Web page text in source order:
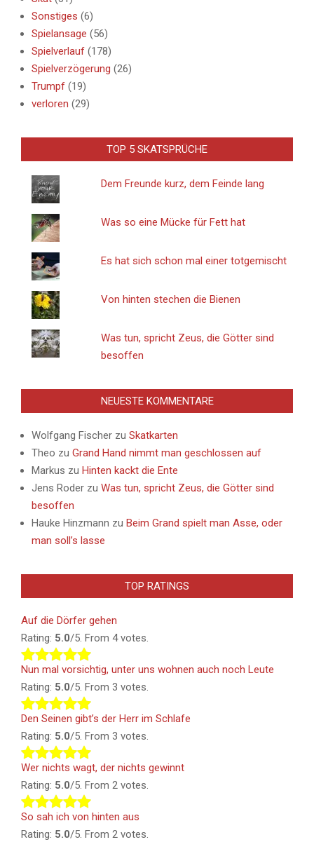
Sonstiges (6)
Spielansage (56)
Spielverlauf (178)
Spielverzögerung (26)
Trumpf (19)
verloren (29)
TOP 5 SKATSPRÜCHE
Dem Freunde kurz, dem Feinde lang
Was so eine Mücke für Fett hat
Es hat sich schon mal einer totgemischt
Von hinten stechen die Bienen
Was tun, spricht Zeus, die Götter sind
besoffen
NEUESTE KOMMENTARE
Wolfgang Fischer zu Skatkarten
Theo zu Grand Hand nimmt man geschlossen auf
Markus zu Hinten kackt die Ente
Jens Roder zu Was tun, spricht Zeus, die Götter sind
besoffen
Hauke Hinzmann zu Beim Grand spielt man Asse, oder
man soll’s lasse
TOP RATINGS
Auf die Dörfer gehen
Rating: 5.0/5. From 4 votes.
Nun mal vorsichtig, unter uns wohnen auch noch Leute
Rating: 5.0/5. From 3 votes.
Den Seinen gibt’s der Herr im Schlafe
Rating: 5.0/5. From 3 votes.
Wer nichts wagt, der nichts gewinnt
Rating: 5.0/5. From 2 votes.
So sah ich von hinten aus
Rating: 5.0/5. From 2 votes.